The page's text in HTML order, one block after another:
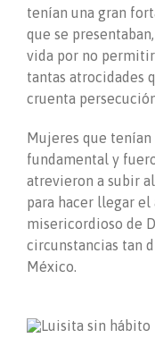
tenían una gran
que se
vida por no
tantas atrocidades
cruenta
Mujeres que tenían
fundamental y
atrevieron a subir
para hacer llegar el
misericordioso de
circunstancias tan
México.